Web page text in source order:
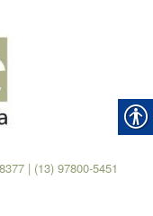
| (13) 97800-5451